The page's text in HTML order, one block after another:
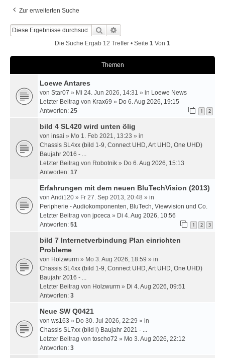
Zur erweiterten Suche
Suche
Die Suche Ergab 12 Treffer • Seite 1 Von 1
Themen
Loewe Antares
von Star07 » Mi 24. Jun 2026, 14:31 » in Loewe News
Letzter Beitrag von Krax69 » Do 6. Aug 2026, 19:15
Antworten: 25 1 2
bild 4 SL420 wird unten ölig
von insai » Mo 1. Feb 2021, 13:23 » in
Chassis SL4xx (bild 1-9, Connect UHD, Art UHD, One UHD)
Baujahr 2016 - ...
Letzter Beitrag von Robotnik » Do 6. Aug 2026, 15:13
Antworten: 17
Erfahrungen mit dem neuen BluTechVision (2013)
von Andi120 » Fr 27. Sep 2013, 20:48 » in
Peripherie - Audiokomponenten, BluTech, Viewvision und Co.
Letzter Beitrag von jpceca » Di 4. Aug 2026, 10:56
Antworten: 51 1 2 3
bild 7 Internetverbindung Plan einrichten
Probleme
von Holzwurm » Mo 3. Aug 2026, 18:59 » in
Chassis SL4xx (bild 1-9, Connect UHD, Art UHD, One UHD)
Baujahr 2016 - ...
Letzter Beitrag von Holzwurm » Di 4. Aug 2026, 09:51
Antworten: 3
Neue SW Q0421
von ws163 » Do 30. Jul 2026, 22:29 » in
Chassis SL7xx (bild i) Baujahr 2021 - ...
Letzter Beitrag von toscho72 » Mo 3. Aug 2026, 22:12
Antworten: 3